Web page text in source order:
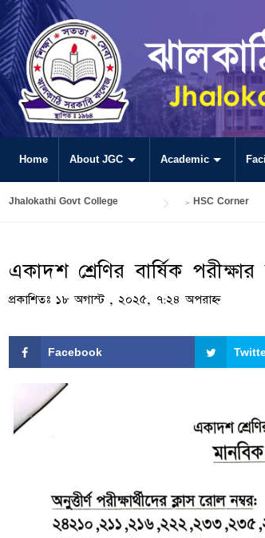
Home About JGC Academic
Jhalokathi Govt College > HSC Corner
একাদশ শ্রেণির বার্ষিক
প্রকাশিতঃ ১৮ অগাস্ট , ২০২৫, ৭:২৪ অপরাহ্ন
Facebook